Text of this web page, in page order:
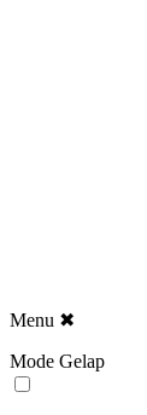
Menu ✖
Mode Gelap